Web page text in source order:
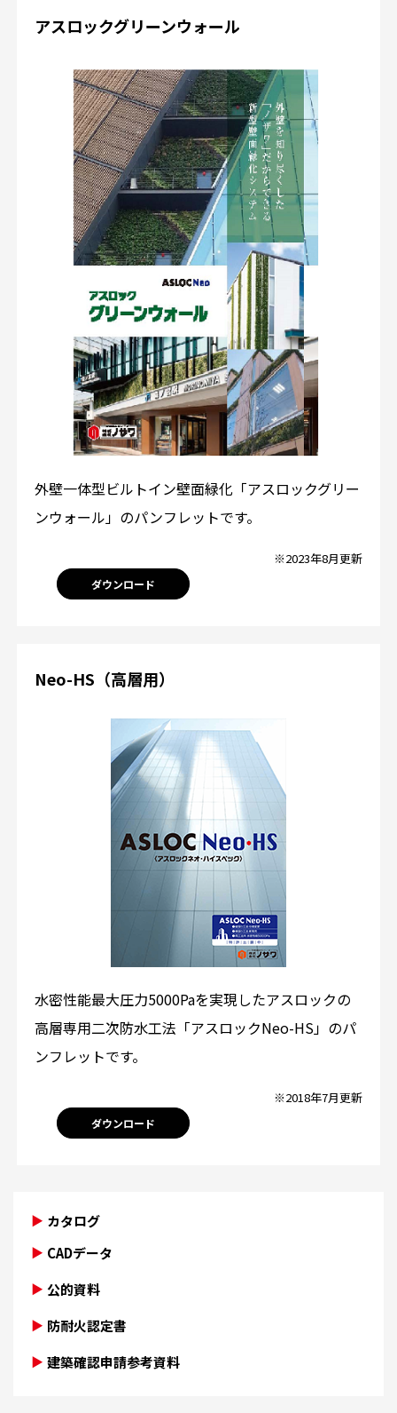
アスロックグリーンウォール
外壁一体型ビルトイン壁面緑化「アスロックグリー
ンウォール」のパンフレットです。
※2023年8月更新
ダウンロード
Neo-HS（高層用）
水密性能最大圧力5000Paを実現したアスロックの
高層専用二次防水工法「アスロックNeo-HS」のパ
ンフレットです。
※2018年7月更新
ダウンロード
カタログ
CADデータ
公的資料
防耐火認定書
建築確認申請参考資料